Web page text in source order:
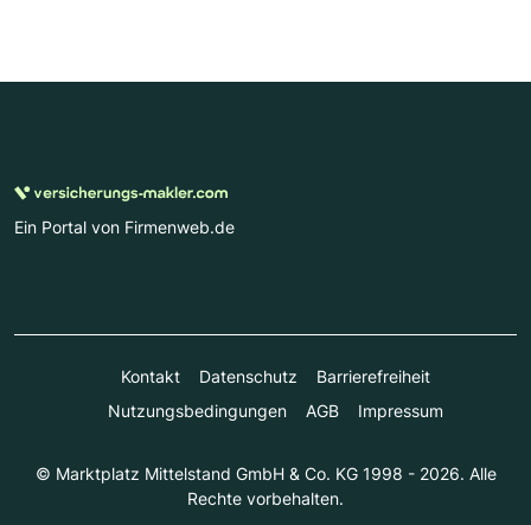
Ein Portal von Firmenweb.de
Kontakt Datenschutz
Barrierefreiheit
Nutzungsbedingungen
AGB Impressum
© Marktplatz Mittelstand GmbH & Co. KG 1998 - 2026. Alle
Rechte vorbehalten.